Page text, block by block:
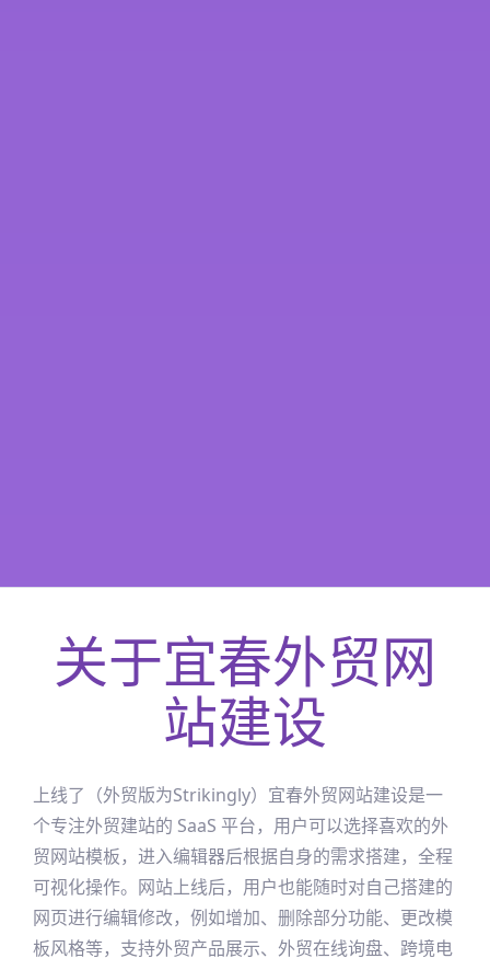
关于宜春外贸网
站建设
上线了（外贸版为Strikingly） 宜春外贸网站建设是一
个专注外贸建站的 SaaS 平台，用户可以选择喜欢的外
贸网站模板，进入编辑器后根据自身的需求搭建，全程
可视化操作。网站上线后，用户也能随时对自己搭建的
网页进行编辑修改，例如增加、删除部分功能、更改模
板风格等，支持外贸产品展示、外贸在线询盘、跨境电